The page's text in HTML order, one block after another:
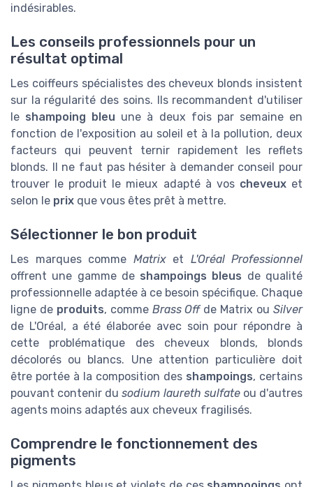
indésirables.
Les conseils professionnels pour un
résultat optimal
Les coiffeurs spécialistes des cheveux blonds insistent
sur la régularité des soins. Ils recommandent d'utiliser
le shampoing bleu une à deux fois par semaine en
fonction de l'exposition au soleil et à la pollution, deux
facteurs qui peuvent ternir rapidement les reflets
blonds. Il ne faut pas hésiter à demander conseil pour
trouver le produit le mieux adapté à vos cheveuxet
selon le prix que vous êtes prêt à mettre.
Sélectionner le bon produit
Les marques comme Matrixet L'Oréal Professionnel
offrent une gamme de shampoings bleus de qualité
professionnelle adaptée à ce besoin spécifique. Chaque
ligne de produits, comme Brass Offde Matrix ouSilver
de L'Oréal, a été élaborée avec soin pour répondre à
cette problématique des cheveux blonds, blonds
décolorés ou blancs. Une attention particulière doit
être portée à la composition des shampoings, certains
pouvant contenir dusodium laureth sulfateou d'autres
agents moins adaptés aux cheveux fragilisés.
Comprendre le fonctionnement des
pigments